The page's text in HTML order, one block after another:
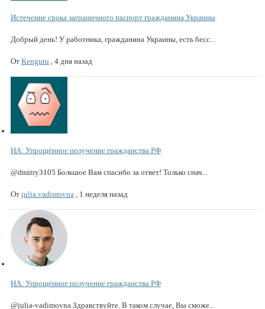
Истечение срока заграничного паспорт гражданина Украины
Добрый день! У работника, гражданина Украины, есть бесс...
От Kenguru , 4 дня назад
НА: Упрощённое получение гражданства РФ
@dmitry3105 Большое Вам спасибо за ответ! Только снач...
От julia.vadimovna , 1 неделя назад
НА: Упрощённое получение гражданства РФ
@julia-vadimovna Здравствуйте. В таком случае, Вы сможе...